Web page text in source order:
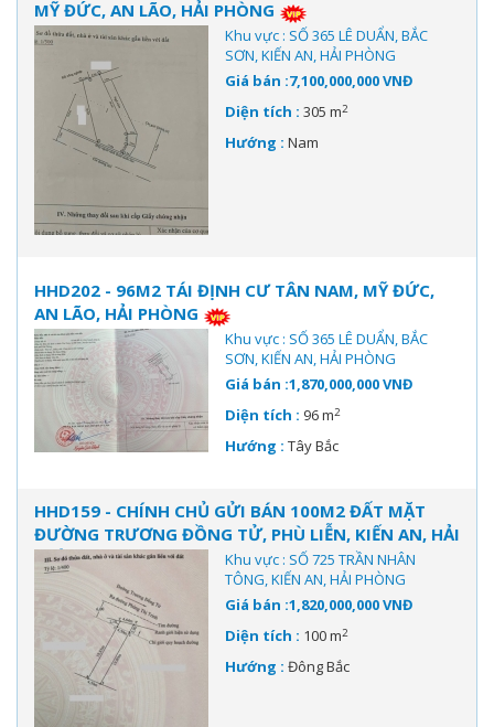
MỸ ĐỨC, AN LÃO, HẢI PHÒNG
Khu vực : SỐ 365 LÊ DUẨN, BẮC
SƠN, KIẾN AN, HẢI PHÒNG
Giá bán :7,100,000,000 VNĐ
Diện tích : 305 m2
Hướng : Nam
HHD202 - 96M2 TÁI ĐỊNH CƯ TÂN NAM, MỸ ĐỨC,
AN LÃO, HẢI PHÒNG
Khu vực : SỐ 365 LÊ DUẨN, BẮC
SƠN, KIẾN AN, HẢI PHÒNG
Giá bán :1,870,000,000 VNĐ
Diện tích : 96 m2
Hướng : Tây Bắc
HHD159 - CHÍNH CHỦ GỬI BÁN 100M2 ĐẤT MẶT
ĐƯỜNG TRƯƠNG ĐỒNG TỬ, PHÙ LIỄN, KIẾN AN, HẢI
PHÒNG
Khu vực : SỐ 725 TRẦN NHÂN
TÔNG, KIẾN AN, HẢI PHÒNG
Giá bán :1,820,000,000 VNĐ
Diện tích : 100 m2
Hướng : Đông Bắc